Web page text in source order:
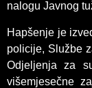
nalogu Javnog
Hapšenje je
policije, Službe
Odjeljenja za
višemjesečne